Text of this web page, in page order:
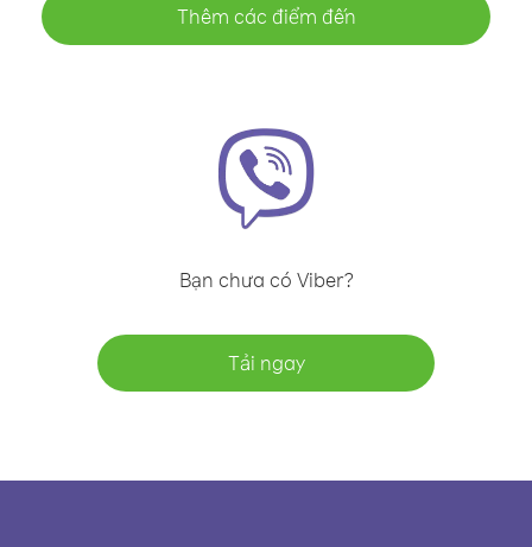
Thêm các điểm đến
Bạn chưa có Viber?
Tải ngay